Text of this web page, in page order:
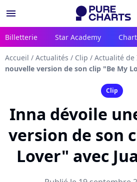
menu
Billetterie Star Academy
Accueil / Actualités / Clip / Actualité de
nouvelle version de son clip "Be My
Clip
Inna dévoile
version de son
Lover" avec